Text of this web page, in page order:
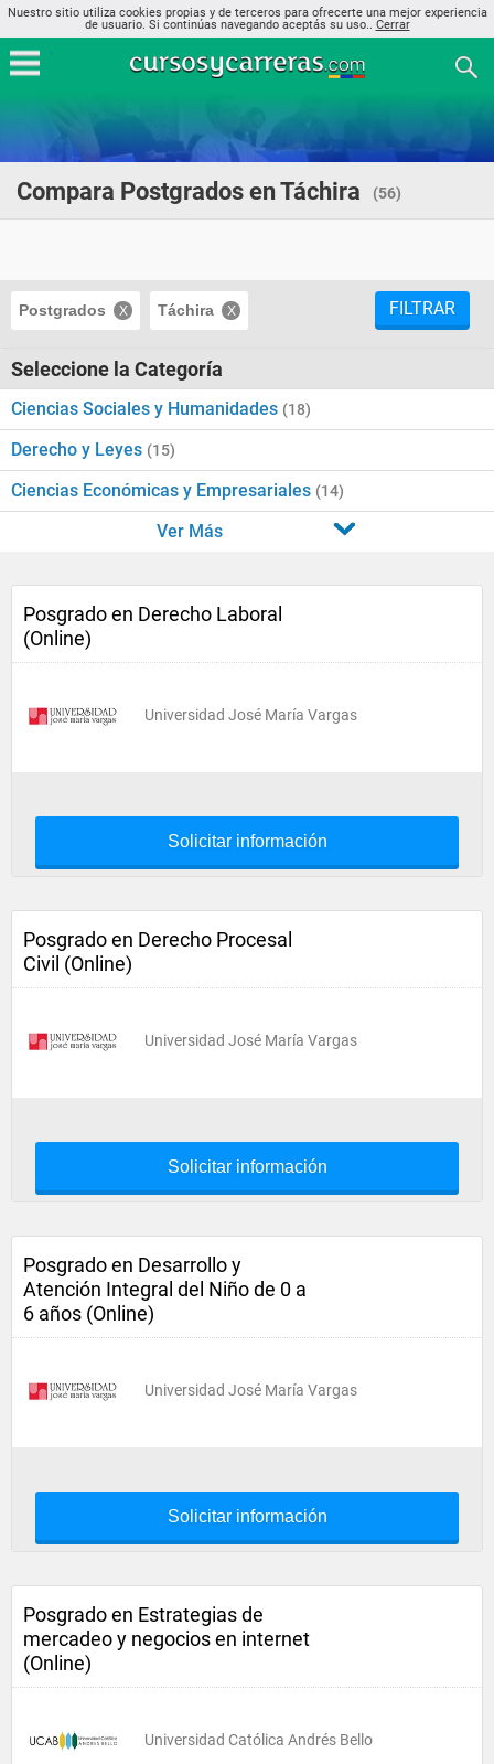
Nuestro sitio utiliza cookies propias y de terceros para ofrecerte una mejor experiencia
de usuario. Si continúas navegando aceptás su uso.. Cerrar
Compara Postgrados en Táchira (56)
Postgrados Táchira FILTRAR
Seleccione la Categoría
Ciencias Sociales y Humanidades (18)
Derecho y Leyes (15)
Ciencias Económicas y Empresariales (14)
Ver Más
Posgrado en Derecho Laboral
(Online)
Universidad José María Vargas
Solicitar información
Posgrado en Derecho Procesal
Civil (Online)
Universidad José María Vargas
Solicitar información
Posgrado en Desarrollo y
Atención Integral del Niño de 0 a
6 años (Online)
Universidad José María Vargas
Solicitar información
Posgrado en Estrategias de
mercadeo y negocios en internet
(Online)
Universidad Católica Andrés Bello